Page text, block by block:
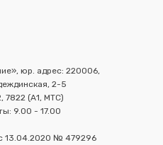
юр. адрес: 220006,
2-5
7822 (А1, МТС)
9.00 - 17.00
13.04.2020 № 479296